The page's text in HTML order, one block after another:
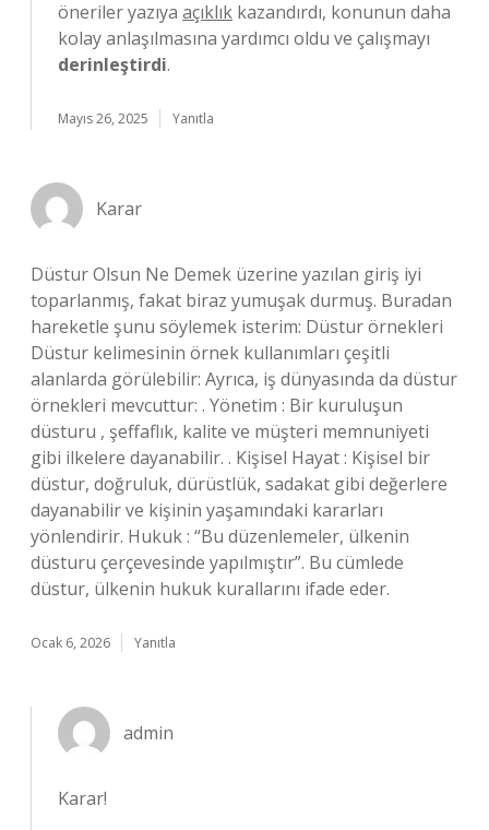
öneriler yazıya açıklık kazandırdı, konunun daha
kolay anlaşılmasına yardımcı oldu ve çalışmayı
derinleştirdi.
Mayıs 26, 2025 Yanıtla
Karar
Düstur Olsun Ne Demek üzerine yazılan giriş iyi
toparlanmış, fakat biraz yumuşak durmuş. Buradan
hareketle şunu söylemek isterim: Düstur örnekleri
Düstur kelimesinin örnek kullanımları çeşitli
alanlarda görülebilir: Ayrıca, iş dünyasında da düstur
örnekleri mevcuttur: . Yönetim : Bir kuruluşun
düsturu , şeffaflık, kalite ve müşteri memnuniyeti
gibi ilkelere dayanabilir. . Kişisel Hayat : Kişisel bir
düstur, doğruluk, dürüstlük, sadakat gibi değerlere
dayanabilir ve kişinin yaşamındaki kararları
yönlendirir. Hukuk : “Bu düzenlemeler, ülkenin
düsturu çerçevesinde yapılmıştır”. Bu cümlede
düstur, ülkenin hukuk kurallarını ifade eder.
Ocak 6, 2026 Yanıtla
admin
Karar!